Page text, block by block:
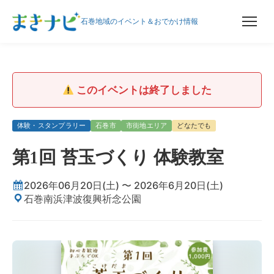
石巻地域のイベント＆おでかけ情報
このイベントは終了しました
体験・スタンプラリー 石巻市 市街地エリア どなたでも
第1回 苔玉づくり 体験教室
2026年06月20日(土) 〜 2026年6月20日(土)
石巻南浜津波復興祈念公園